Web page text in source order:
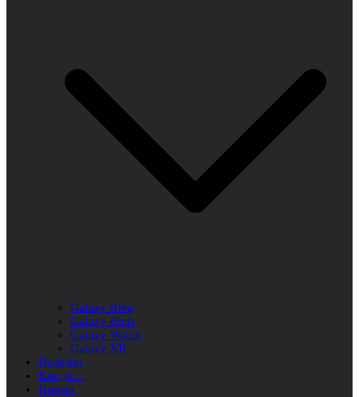
Galaxy Ring
Galaxy Buds
Galaxy Watch
Galaxy XR
Полезно
Как да…
Промо